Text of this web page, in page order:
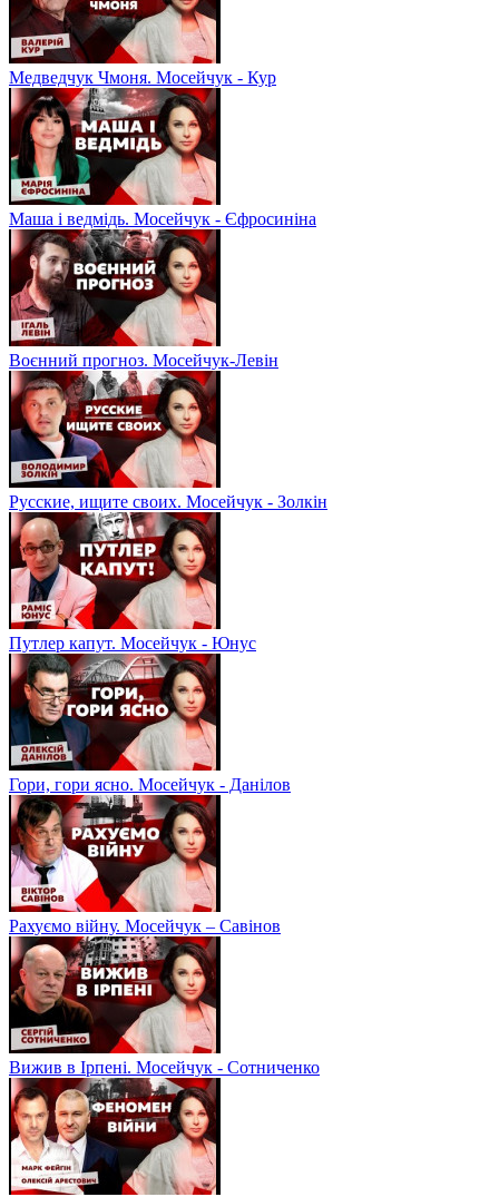
Медведчук Чмоня. Мосейчук - Кур
Маша і ведмідь. Мосейчук - Єфросиніна
Воєнний прогноз. Мосейчук-Левін
Русские, ищите своих. Мосейчук - Золкін
Путлер капут. Мосейчук - Юнус
Гори, гори ясно. Мосейчук - Данілов
Рахуємо війну. Мосейчук – Савінов
Вижив в Ірпені. Мосейчук - Сотниченко